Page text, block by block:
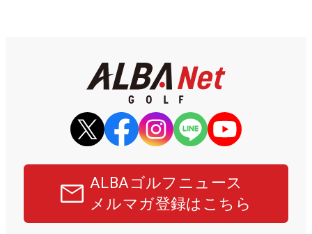
ALBAゴルフニュース
メルマガ登録はこちら